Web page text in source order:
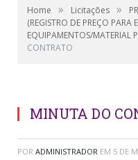
Home » Licitações »
(REGISTRO DE PREÇO
EQUIPAMENTOS/MATERIAL
CONTRATO
MINUTA DO
POR ADMINISTRADOR EM 5 DE